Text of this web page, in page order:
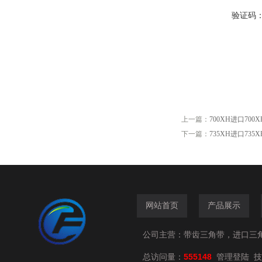
验证码
上一篇： 700XH进口
下一篇： 735XH进口
网站首页 产品展示
公司主营：带齿三角带，进口三
总访问量： 555148 管理登陆